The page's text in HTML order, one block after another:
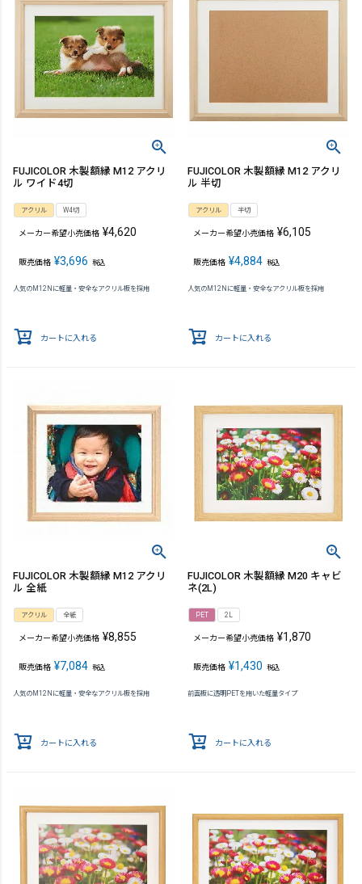
FUJICOLOR 木製額縁 M12 アクリ
ル ワイド4切
アクリル W4切
メーカー希望小売価格 ¥4,620
販売価格 ¥3,696 税込
人気のM12Nに軽量・安全なアクリル板を採用
カートに入れる
FUJICOLOR 木製額縁 M12 アクリ
ル 半切
アクリル 半切
メーカー希望小売価格 ¥6,105
販売価格 ¥4,884 税込
人気のM12Nに軽量・安全なアクリル板を採用
カートに入れる
FUJICOLOR 木製額縁 M12 アクリ
ル 全紙
アクリル 全紙
メーカー希望小売価格 ¥8,855
販売価格 ¥7,084 税込
人気のM12Nに軽量・安全なアクリル板を採用
カートに入れる
FUJICOLOR 木製額縁 M20 キャビ
ネ(2L)
PET 2L
メーカー希望小売価格 ¥1,870
販売価格 ¥1,430 税込
前面板に透明PETを用いた軽量タイプ
カートに入れる